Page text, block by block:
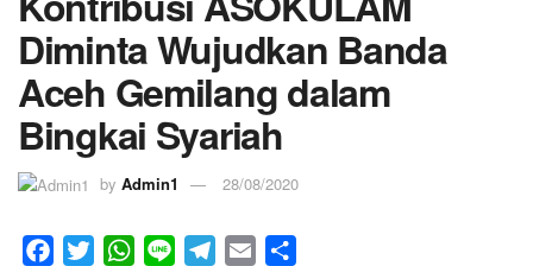
Diminta Wujudkan Banda
Aceh Gemilang dalam
Bingkai Syariah
by Admin1 28/08/2020
W